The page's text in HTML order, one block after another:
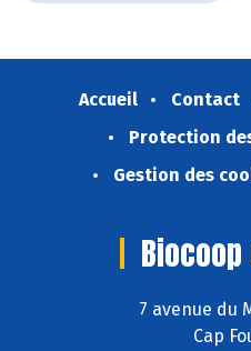
Accueil Contact
Protection
Gestion des
7 avenue du
Cap